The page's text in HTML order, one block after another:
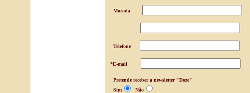
Morada
Telefone
*E-mail
Pretende receber a newsletter "Doze"
Sim
Não